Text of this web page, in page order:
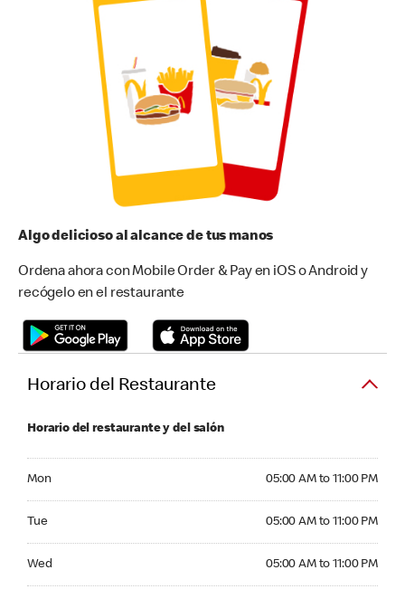
Algo delicioso al alcance de tus manos
Ordena ahora con Mobile Order & Pay en iOS o Android y
recógelo en el restaurante
Horario del Restaurante
Horario del restaurante y del salón
Mon 05:00 AM to 11:00 PM
Tue 05:00 AM to 11:00 PM
Wed 05:00 AM to 11:00 PM